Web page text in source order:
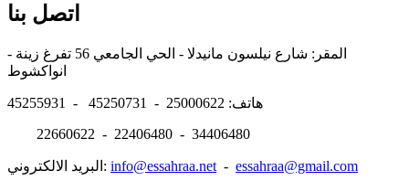
اتصل بنا
المقر: شارع نيلسون مانيدلا - الحي الجامعي 56 تفرغ زينة -
هاتف: 25000622 - 45250731 - 45255931
22660622 - 22406480 - 34406480
البريد الالكتروني: info@essahraa.net - essahraa@gmail.com